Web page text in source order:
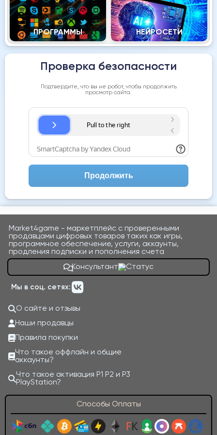
ПРОГРАММЫ НЕЙРОСЕТИ
Проверка безопасности
Подтвердите, что вы не робот, чтобы продолжить
просмотр сайта.
Продолжить
Market4game - маркетплейс с проверенными
продавцами цифровых товаров таких как игры,
программное обеспечение, услуги, аккаунты,
продления подписки и пополнения счета
Консультант
Мы в соц. сетях:
О сайте и отзывы
Наши продавцы
Правила покупки
Что такое оффлайн и общие
аккаунты?
Что такое активация P1 P2 и P3
PlayStation?
Способы Оплаты